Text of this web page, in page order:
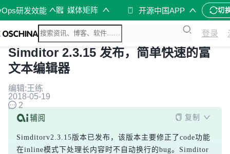
研发效能 媒体矩阵 开源中国APP 切
登录
Simditor 2.3.15 发布，简单快速的富
文本编辑器
编辑:王练
2018-05-19
2
复制
Simditorv2.3.15版本已发布，该版本主要修正了code功能
在inline模式下处理长内容时不自动换行的bug。Simditor